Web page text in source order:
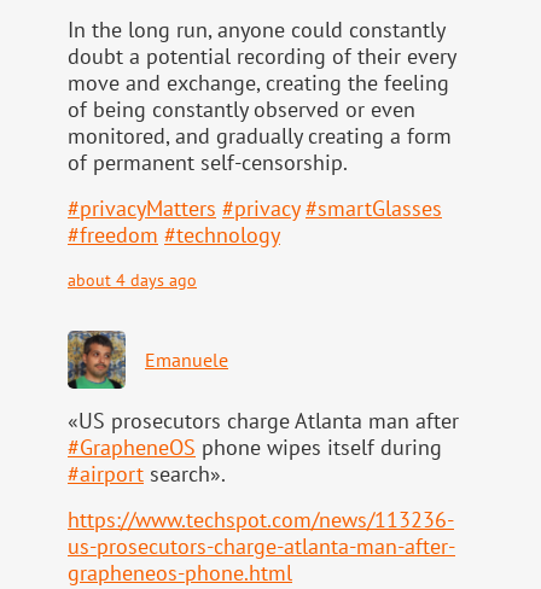
In the long run, anyone could constantly
doubt a potential recording of their every
move and exchange, creating the feeling
of being constantly observed or even
monitored, and gradually creating a form
of permanent self-censorship.
#privacyMatters #privacy #smartGlasses
#freedom #technology
about 4 days ago
Emanuele
«US prosecutors charge Atlanta man after
#GrapheneOS phone wipes itself during
#airport search».
https://www.techspot.com/news/113236-
us-prosecutors-charge-atlanta-man-after-
grapheneos-phone.html